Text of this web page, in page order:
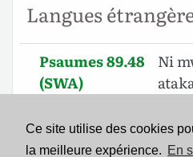
Ce site utilise des cookies
la meilleure expérience. En
Langues
Psaumes 89.48
(SWA)
Ni
na